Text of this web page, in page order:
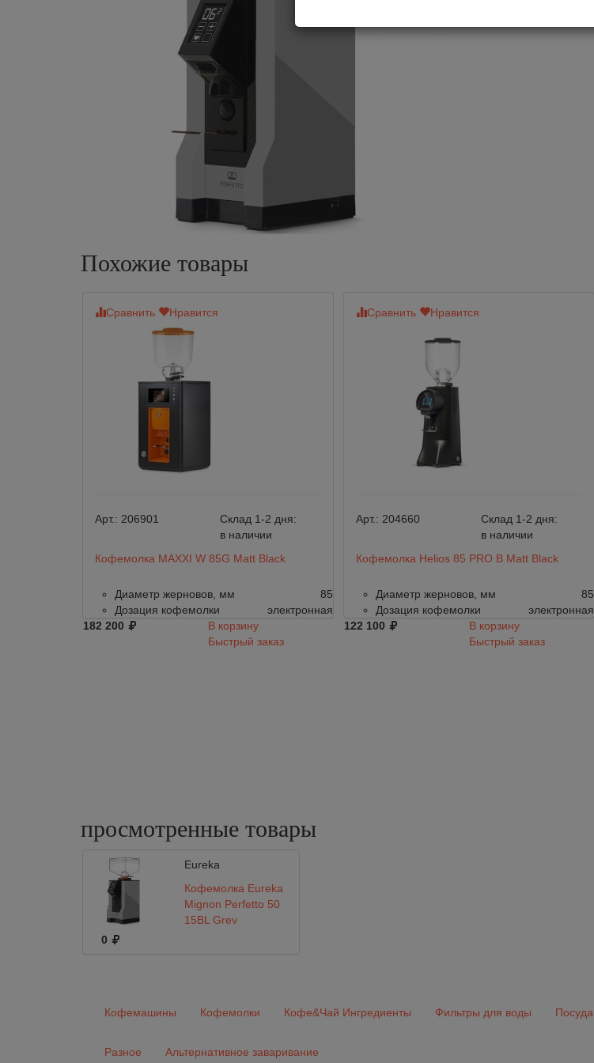
Похожие товары
Сравнить Нравится
Арт.: 206901
Склад 1-2 дня:
в наличии
Кофемолка MAXXI W 85G Matt Black
Диаметр жерновов, мм
85
Дозация кофемолки
электронная
182 200
В корзину
Быстрый заказ
Сравнить Нравится
Арт.: 204660
Склад 1-2 дня:
в наличии
Кофемолка Helios 85 PRO B Matt Black
Диаметр жерновов, мм
85
Дозация кофемолки
электронная
122 100
В корзину
Быстрый заказ
просмотренные товары
Eureka
Кофемолка Eureka
Mignon Perfetto 50
15BL Grey
0
Кофемашины Кофемолки Кофе&Чай Ингредиенты Фильтры для воды Посуда
Разное Альтернативное заваривание